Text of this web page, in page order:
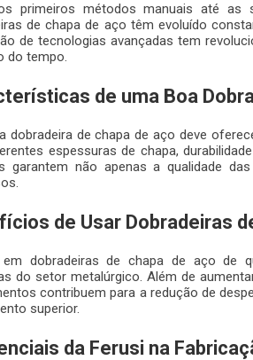
primeiros métodos manuais até as
de chapa de aço têm evoluído
de tecnologias avançadas tem
do tempo.
de uma Boa
dobradeira de chapa de aço deve
espessuras de chapa,
garantem não apenas a qualidade
de Usar Dobradeiras
em dobradeiras de chapa de aço de
do setor metalúrgico. Além de
contribuem para a redução de
superior.
da Ferusi na